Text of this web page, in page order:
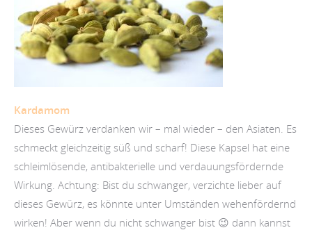
Kardamom
Dieses Gewürz verdanken wir – mal wieder – den Asiaten. Es
schmeckt gleichzeitig süß und scharf! Diese Kapsel hat eine
schleimlösende, antibakterielle und verdauungsfördernde
Wirkung. Achtung: Bist du schwanger, verzichte lieber auf
dieses Gewürz, es könnte unter Umständen wehenfördernd
wirken! Aber wenn du nicht schwanger bist 😉 dann kannst